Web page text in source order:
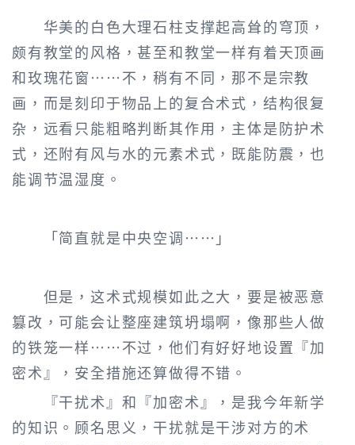
华美的白色大理石柱支撑起高耸的穹顶，
颇有教堂的风格，甚至和教堂一样有着天顶画
和玫瑰花窗……不，稍有不同，那不是宗教
画，而是刻印于物品上的复合术式，结构很复
杂，远看只能粗略判断其作用，主体是防护术
式，还附有风与水的元素术式，既能防震，也
能调节温湿度。
「简直就是中央空调……」
但是，这术式规模如此之大，要是被恶意
篡改，可能会让整座建筑坍塌啊，像那些人做
的铁笼一样……不过，他们有好好地设置『加
密术』，安全措施还算做得不错。
『干扰术』和『加密术』，是我今年新学
的知识。顾名思义，干扰就是干涉对方的术